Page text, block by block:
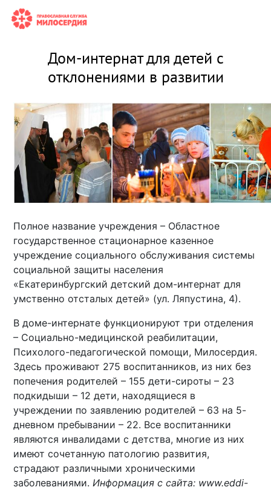
Дом-интернат для детей с
отклонениями в развитии
Полное название учреждения – Областное
государственное стационарное казенное
учреждение социального обслуживания системы
социальной защиты населения
«Екатеринбургский детский дом-интернат для
умственно отсталых детей» (ул. Ляпустина, 4).
В доме-интернате функционируют три отделения
– Социально-медицинской реабилитации,
Психолого-педагогической помощи, Милосердия.
Здесь проживают 275 воспитанников, из них без
попечения родителей – 155 дети-сироты – 23
подкидыши – 12 дети, находящиеся в
учреждении по заявлению родителей – 63 на 5-
дневном пребывании – 22. Все воспитанники
являются инвалидами с детства, многие из них
имеют сочетанную патологию развития,
страдают различными хроническими
заболеваниями.Информация с сайта: www.eddi-